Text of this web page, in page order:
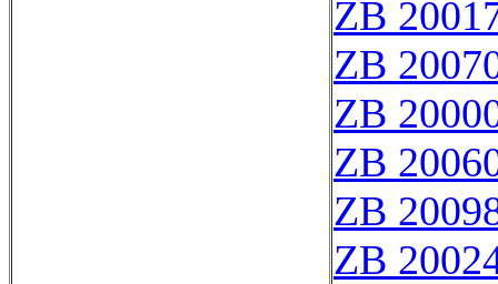
ZB
ZB
ZB
ZB
ZB
ZB